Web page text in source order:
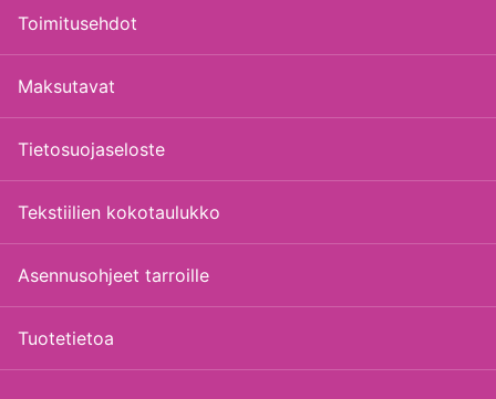
Toimitusehdot
Maksutavat
Tietosuojaseloste
Tekstiilien kokotaulukko
Asennusohjeet tarroille
Tuotetietoa